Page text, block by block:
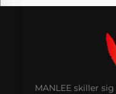
MANLEE skiller